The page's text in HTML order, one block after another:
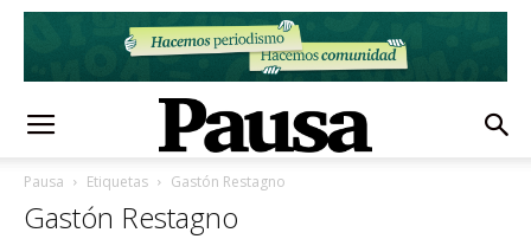
Pausa Etiquetas Gastón Restagno
Gastón Restagno